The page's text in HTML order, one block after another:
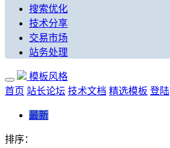
搜索优化
技术分享
交易市场
站务处理
模板风格
首页 站长论坛 技术文档 精选模板 登陆
最新
排序：